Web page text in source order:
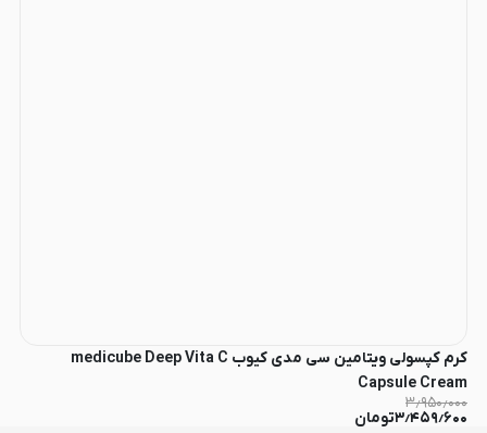
کرم کپسولی ویتامین سی مدی کیوب medicube Deep Vita C
Capsule Cream
۳٫۹۵۰٫۰۰۰
۳٫۴۵۹٫۶۰۰تومان